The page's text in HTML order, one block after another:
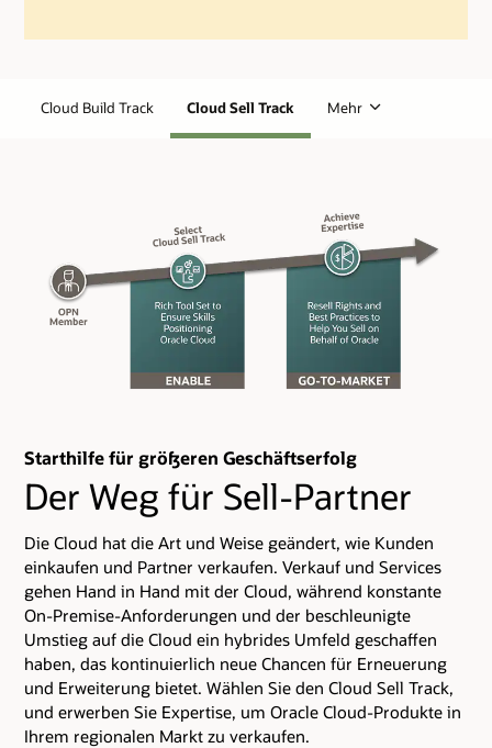
Cloud Build Track Cloud Sell Track Mehr
Starthilfe für größeren Geschäftserfolg
Der Weg für Sell-Partner
Die Cloud hat die Art und Weise geändert, wie Kunden
einkaufen und Partner verkaufen. Verkauf und Services
gehen Hand in Hand mit der Cloud, während konstante
On-Premise-Anforderungen und der beschleunigte
Umstieg auf die Cloud ein hybrides Umfeld geschaffen
haben, das kontinuierlich neue Chancen für Erneuerung
und Erweiterung bietet. Wählen Sie den Cloud Sell Track,
und erwerben Sie Expertise, um Oracle Cloud-Produkte in
Ihrem regionalen Markt zu verkaufen.